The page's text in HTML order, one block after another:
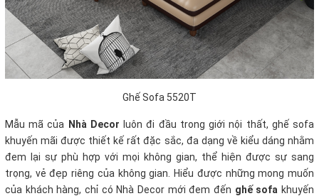
Ghế Sofa 5520T
Mẫu mã của Nhà Decor luôn đi đầu trong giới nội thất, ghế sofa
khuyến mãi được thiết kế rất đặc sắc, đa dạng về kiểu dáng nhằm
đem lại sự phù hợp với mọi không gian, thể hiện được sự sang
trọng, vẻ đẹp riêng của không gian. Hiểu được những mong muốn
của khách hàng, chỉ có Nhà Decor mới đem đến ghế sofa khuyến